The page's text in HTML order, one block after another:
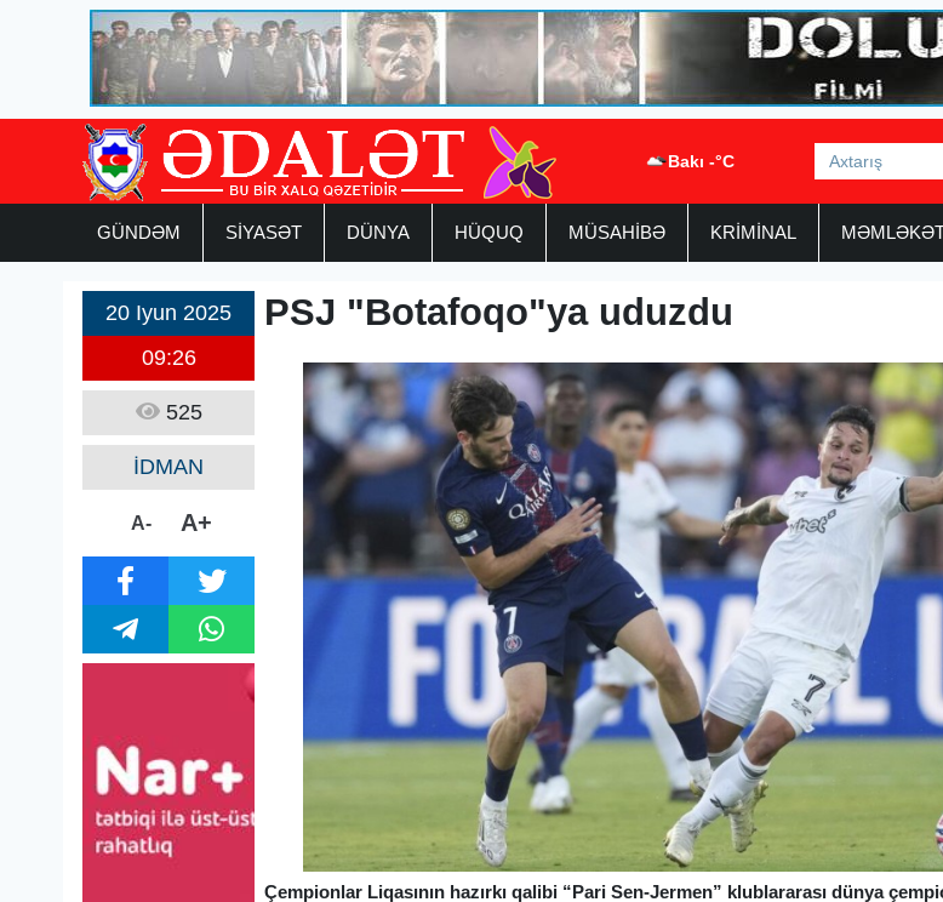
Bakı -°C
GÜNDƏM SİYASƏT DÜNYA HÜQUQ MÜSAHİBƏ KRİMİNAL
20 Iyun 2025
09:26
525
İDMAN
A- A+
PSJ "Botafoqo"ya uduzdu
Çempionlar Liqasının hazırkı qalibi “Pari Sen-Jermen” klublararası dünya